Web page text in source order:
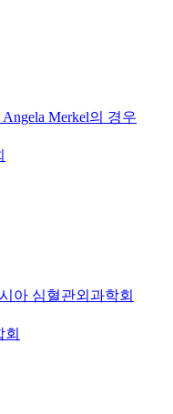
Merkel의 경우
아 심혈관외과학회